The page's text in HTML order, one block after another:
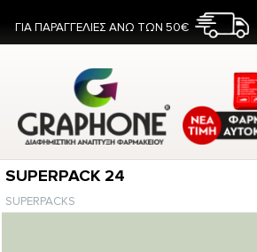
ΓΙΑ ΠΑΡΑΓΓΕΛΙΕΣ ΑΝΩ ΤΩΝ 50€
SUPERPACK 24
SUPERPACKS